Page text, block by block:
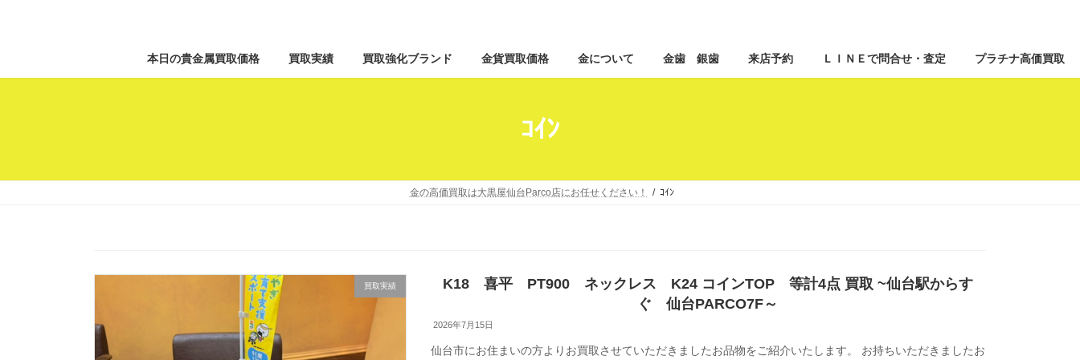
ン
テ
ツ
へ
ッ
プ
ビ
ゲ
シ
ョ
移
動
本日の貴金属買取価格 買取実績 買取強化ブランド 金貨買取価格 金について 金歯 銀歯 来店予約 ＬＩＮＥで問合せ・査定 プラチナ高価買取
ｺｲﾝ
金の高価買取は大黒屋仙台Parco店にお任せください！ ｺｲﾝ
買取実績
K18 喜平 PT900 ネックレス K24 コインTOP 等計4点 買取 ~仙台駅からす
ぐ 仙台PARCO7F～
2026年7月15日
仙台市にお住まいの方よりお買取させていただきましたお品物をご紹介いたします。 お持ちいただきましたお